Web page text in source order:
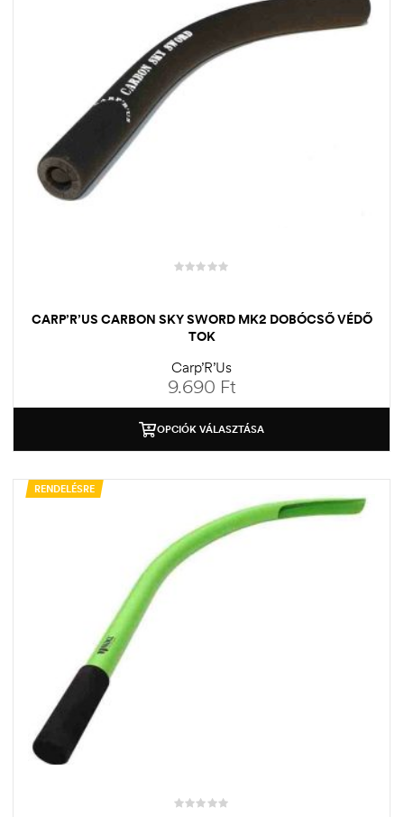
CARP’R’US CARBON SKY SWORD MK2 DOBÓCSŐ VÉDŐ
TOK
Carp’R’Us
9.690 Ft
OPCIÓK VÁLASZTÁSA
RENDELÉSRE